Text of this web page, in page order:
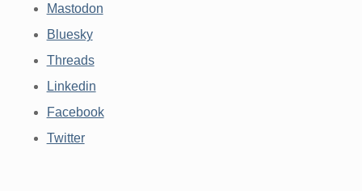
Mastodon
Bluesky
Threads
Linkedin
Facebook
Twitter